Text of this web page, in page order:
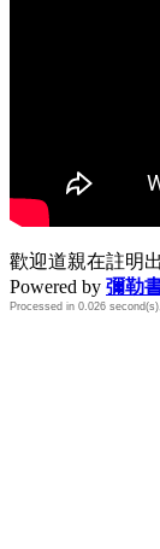
歡迎道親在註明
Powered by 彌勒
Processed in 0.026